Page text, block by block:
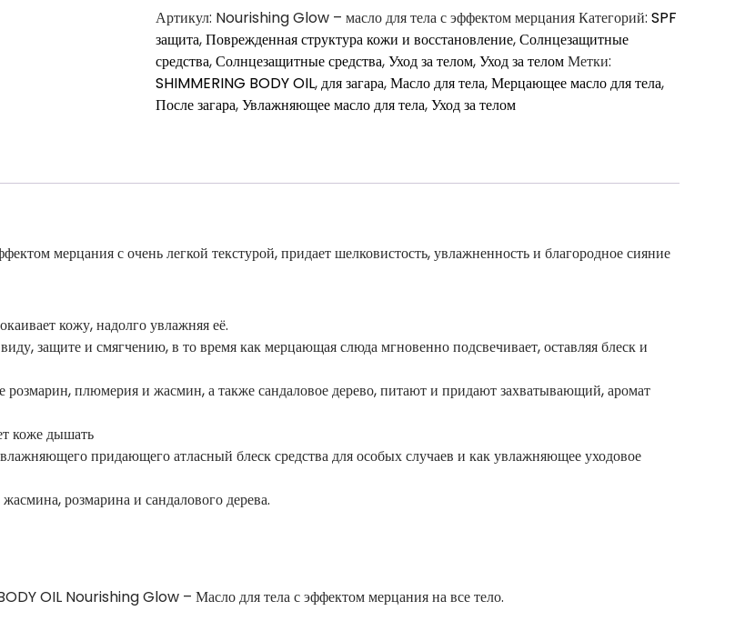
OIL
Nourishing
Glow
–
масло
эффектом
Артикул: Nourishing Glow – масло для тела с эффектом мерцанияКатегорий: SPF
защита,Поврежденная структура кожи и восстановление,Солнцезащитные
средства,Солнцезащитные средства,Уход за телом,Уход за теломМетки:
SHIMMERING BODY OIL,для загара,Масло для тела,Мерцающее масло для тела,
После загара,Увлажняющее масло для тела,Уход за телом
мерцания с очень легкой текстурой, придает шелковистость, увлажненность и благородное сияние
кожу, надолго увлажняя её.
защите и смягчению, в то время как мерцающая слюда мгновенно подсвечивает, оставляя блеск и
плюмерия и жасмин, а также сандаловое дерево, питают и придают захватывающий, аромат
коже дышать
придающего атласный блеск средства для особых случаев и как увлажняющее уходовое
розмарина и сандалового дерева.
OIL Nourishing Glow – Масло для тела с эффектом мерцания на все тело.